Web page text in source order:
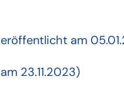
am
23.11.2023)